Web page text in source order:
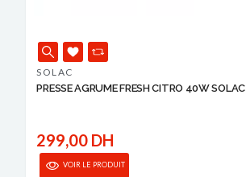
SOLAC
PRESSE AGRUME FRESH CITRO 40W SOLAC
299,00 DH
VOIR LE PRODUIT